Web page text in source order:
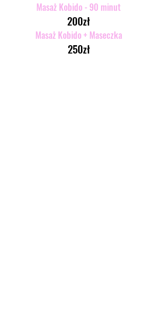
Masaż Kobido - 90 minut
200zł
Masaż Kobido + Maseczka
250zł